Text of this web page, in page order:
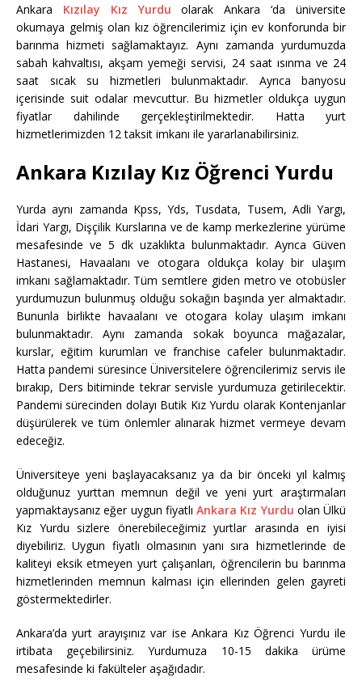
Ankara Kızılay Kız Yurdu olarak Ankara ‘da üniversite
okumaya gelmiş olan kız öğrencilerimiz için ev konforunda bir
barınma hizmeti sağlamaktayız. Aynı zamanda yurdumuzda
sabah kahvaltısı, akşam yemeği servisi, 24 saat ısınma ve 24
saat sıcak su hizmetleri bulunmaktadır. Ayrıca banyosu
içerisinde suit odalar mevcuttur. Bu hizmetler oldukça uygun
fiyatlar dahilinde gerçekleştirilmektedir. Hatta yurt
hizmetlerimizden 12 taksit imkanı ile yararlanabilirsiniz.
Ankara Kızılay Kız Öğrenci Yurdu
Yurda aynı zamanda Kpss, Yds, Tusdata, Tusem, Adli Yargı,
İdari Yargı, Dişçilik Kurslarına ve de kamp merkezlerine yürüme
mesafesinde ve 5 dk uzaklıkta bulunmaktadır. Ayrıca Güven
Hastanesi, Havaalanı ve otogara oldukça kolay bir ulaşım
imkanı sağlamaktadır. Tüm semtlere giden metro ve otobüsler
yurdumuzun bulunmuş olduğu sokağın başında yer almaktadır.
Bununla birlikte havaalanı ve otogara kolay ulaşım imkanı
bulunmaktadır. Aynı zamanda sokak boyunca mağazalar,
kurslar, eğitim kurumları ve franchise cafeler bulunmaktadır.
Hatta pandemi süresince Üniversitelere öğrencilerimiz servis ile
bırakıp, Ders bitiminde tekrar servisle yurdumuza getirilecektir.
Pandemi sürecinden dolayı Butik Kız Yurdu olarak Kontenjanlar
düşürülerek ve tüm önlemler alınarak hizmet vermeye devam
edeceğiz.
Üniversiteye yeni başlayacaksanız ya da bir önceki yıl kalmış
olduğunuz yurttan memnun değil ve yeni yurt araştırmaları
yapmaktaysanız eğer uygun fiyatlı Ankara Kız Yurdu olan Ülkü
Kız Yurdu sizlere önerebileceğimiz yurtlar arasında en iyisi
diyebiliriz. Uygun fiyatlı olmasının yanı sıra hizmetlerinde de
kaliteyi eksik etmeyen yurt çalışanları, öğrencilerin bu barınma
hizmetlerinden memnun kalması için ellerinden gelen gayreti
göstermektedirler.
Ankara’da yurt arayışınız var ise Ankara Kız Öğrenci Yurdu ile
irtibata geçebilirsiniz. Yurdumuza 10-15 dakika ürüme
mesafesinde ki fakülteler aşağıdadır.